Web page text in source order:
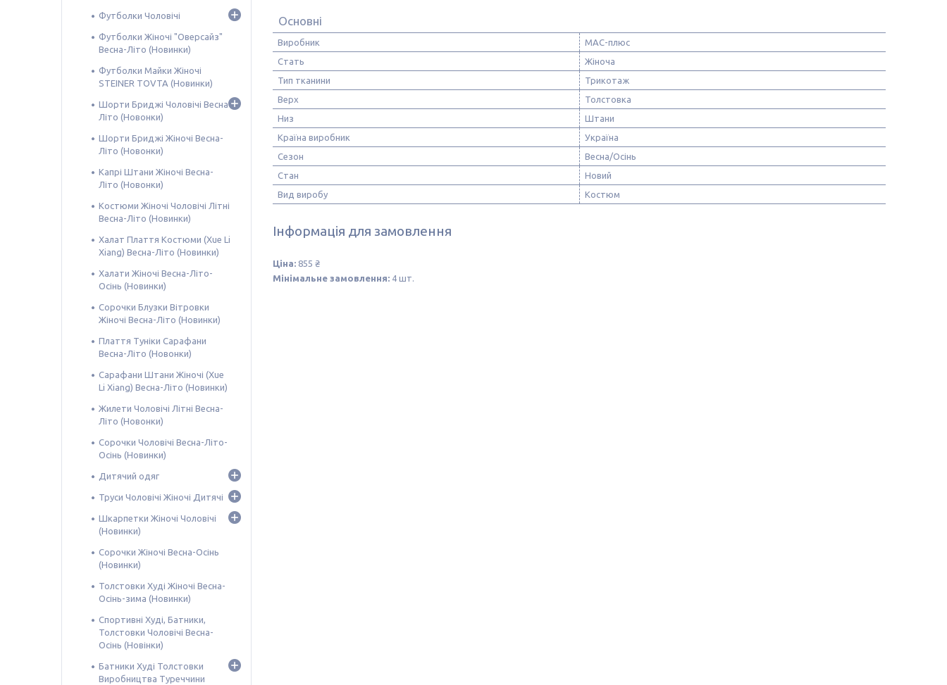
Основні
Виробник
МАС-плюс
Стать
Жіноча
Тип тканини
Трикотаж
Верх
Толстовка
Низ
Штани
Країна виробник
Україна
Сезон
Весна/Осінь
Стан
Новий
Вид виробу
Костюм
Інформація для замовлення
Ціна: 855 ₴
Мінімальне замовлення: 4 шт.
Футболки Чоловічі
Футболки Жіночі "Оверсайз"
Весна-Літо (Новинки)
Футболки Майки Жіночі
STEINER TOVTA (Новинки)
Шорти Бриджі Чоловічі Весна-
Літо (Новонки)
Шорти Бриджі Жіночі Весна-
Літо (Новонки)
Капрі Штани Жіночі Весна-
Літо (Новонки)
Костюми Жіночі Чоловічі Літні
Весна-Літо (Новинки)
Халат Плаття Костюми (Xue Li
Xiang) Весна-Літо (Новинки)
Халати Жіночі Весна-Літо-
Осінь (Новинки)
Сорочки Блузки Вітровки
Жіночі Весна-Літо (Новинки)
Плаття Туніки Сарафани
Весна-Літо (Новонки)
Сарафани Штани Жіночі (Xue
Li Xiang) Весна-Літо (Новинки)
Жилети Чоловічі Літні Весна-
Літо (Новонки)
Сорочки Чоловічі Весна-Літо-
Осінь (Новинки)
Дитячий одяг
Труси Чоловічі Жіночі Дитячі
Шкарпетки Жіночі Чоловічі
(Новинки)
Сорочки Жіночі Весна-Осінь
(Новинки)
Толстовки Худі Жіночі Весна-
Осінь-зима (Новинки)
Спортивні Худі, Батники,
Толстовки Чоловічі Весна-
Осінь (Новінки)
Батники Худі Толстовки
Виробництва Туреччини